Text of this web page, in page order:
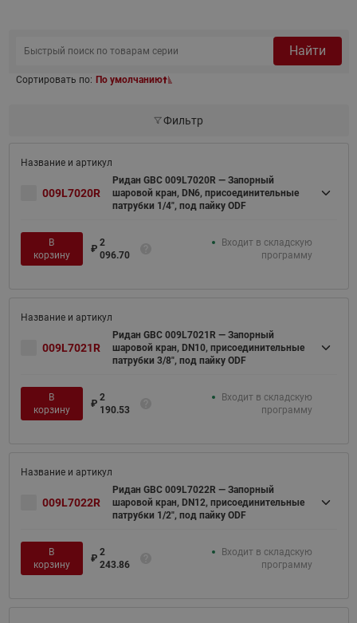
Найти
Сортировать по: По умолчанию
Фильтр
009L7020R
Ридан GBC 009L7020R — Запорный
шаровой кран, DN6, присоединительные
патрубки 1/4", под пайку ODF
В
корзину
₽
2
096.70
Входит в складскую
программу
009L7021R
Ридан GBC 009L7021R — Запорный
шаровой кран, DN10, присоединительные
патрубки 3/8", под пайку ODF
В
корзину
₽
2
190.53
Входит в складскую
программу
009L7022R
Ридан GBC 009L7022R — Запорный
шаровой кран, DN12, присоединительные
патрубки 1/2", под пайку ODF
В
корзину
₽
2
243.86
Входит в складскую
программу